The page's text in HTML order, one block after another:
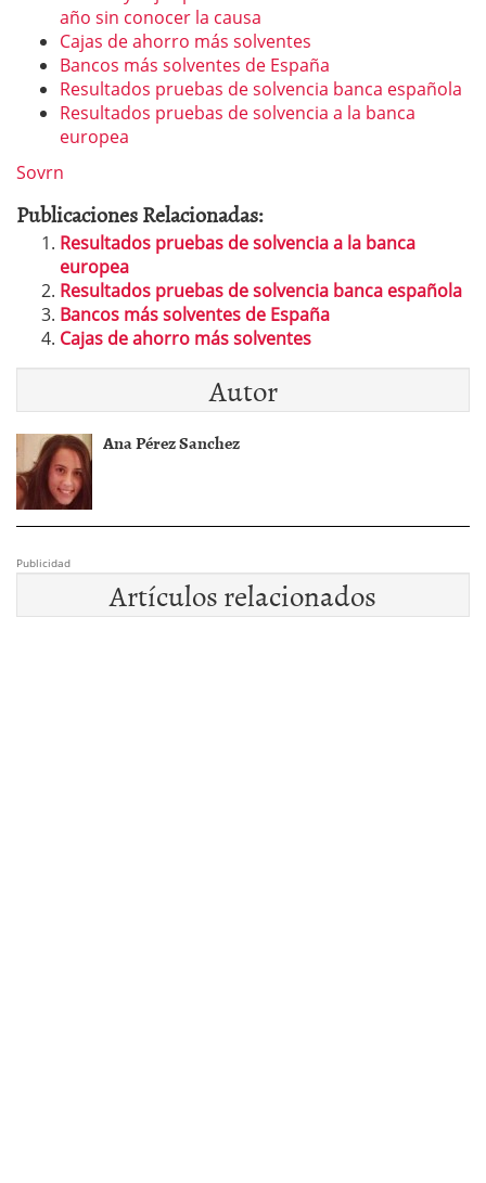
año sin conocer la causa
Cajas de ahorro más solventes
Bancos más solventes de España
Resultados pruebas de solvencia banca española
Resultados pruebas de solvencia a la banca
europea
Sovrn
Publicaciones Relacionadas:
Resultados pruebas de solvencia a la banca
europea
Resultados pruebas de solvencia banca española
Bancos más solventes de España
Cajas de ahorro más solventes
Autor
Ana Pérez Sanchez
Publicidad
Artículos relacionados